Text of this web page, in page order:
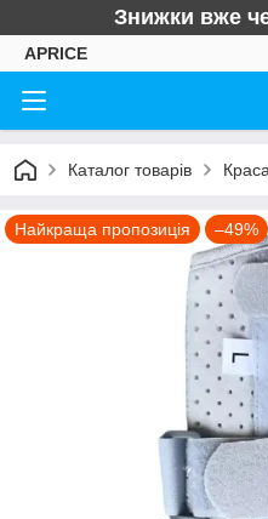
Знижки вже
APRICE
Каталог товарів
Найкраща пропозиція –49%